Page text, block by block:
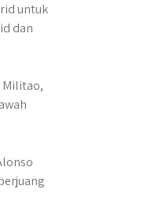
untuk
dan
Militao,